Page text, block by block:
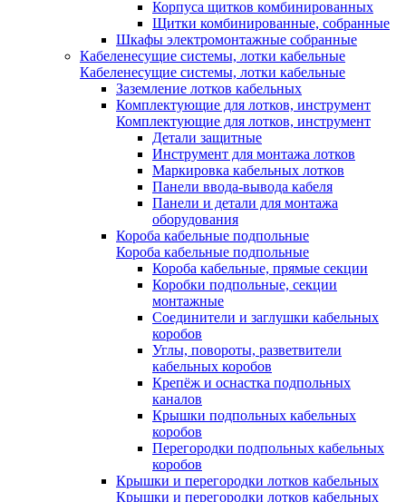
Корпуса щитков комбинированных
Щитки комбинированные, собранные
Шкафы электромонтажные собранные
Кабеленесущие системы, лотки кабельные
Кабеленесущие системы, лотки кабельные
Заземление лотков кабельных
Комплектующие для лотков, инструмент
Комплектующие для лотков, инструмент
Детали защитные
Инструмент для монтажа лотков
Маркировка кабельных лотков
Панели ввода-вывода кабеля
Панели и детали для монтажа
оборудования
Короба кабельные подпольные
Короба кабельные подпольные
Короба кабельные, прямые секции
Коробки подпольные, секции
монтажные
Соединители и заглушки кабельных
коробов
Углы, повороты, разветвители
кабельных коробов
Крепёж и оснастка подпольных
каналов
Крышки подпольных кабельных
коробов
Перегородки подпольных кабельных
коробов
Крышки и перегородки лотков кабельных
Крышки и перегородки лотков кабельных